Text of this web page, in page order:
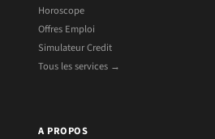
Horoscope
Offres Emploi
Simulateur Credit
Tous les services →
A PROPOS